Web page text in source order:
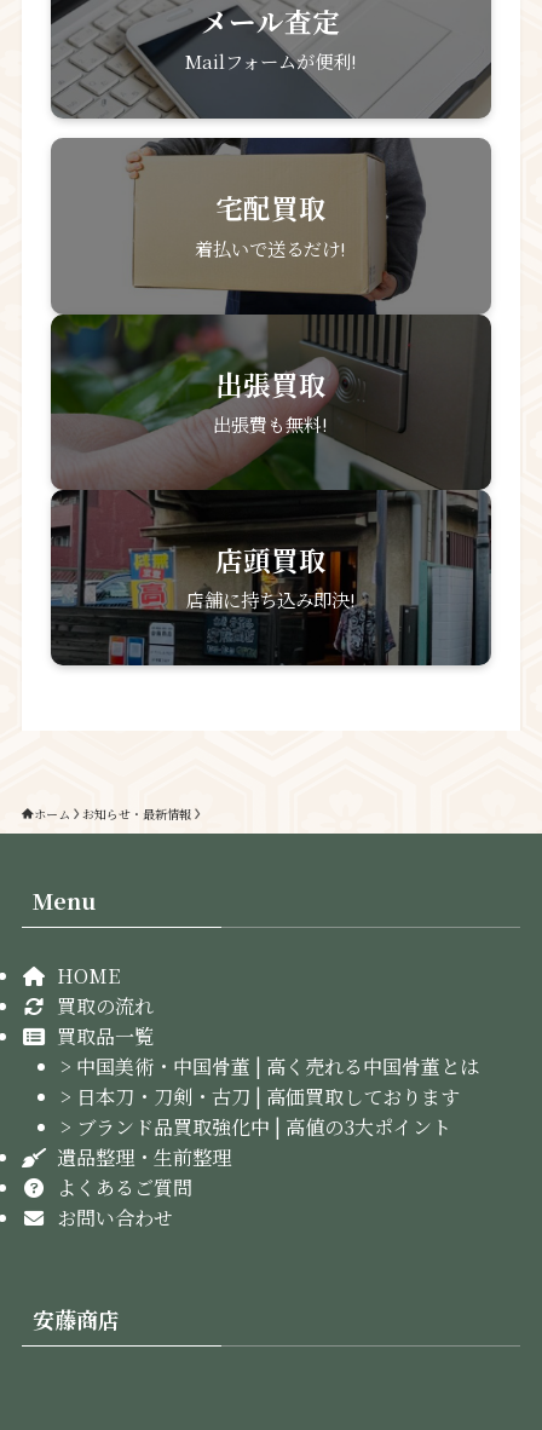
メール査定
Mailフォームが便利!
宅配買取
着払いで送るだけ!
出張買取
出張費も無料!
店頭買取
店舗に持ち込み即決!
ホーム お知らせ・最新情報
Menu
HOME
買取の流れ
買取品一覧
> 中国美術・中国骨董 | 高く売れる中国骨董とは
> 日本刀・刀剣・古刀 | 高価買取しております
> ブランド品買取強化中 | 高値の3大ポイント
遺品整理・生前整理
よくあるご質問
お問い合わせ
安藤商店